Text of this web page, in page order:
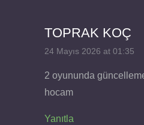
TOPRAK KOÇ
24 Mayıs 2026 at 01:35
2 oyununda
hocam
Yanıtla